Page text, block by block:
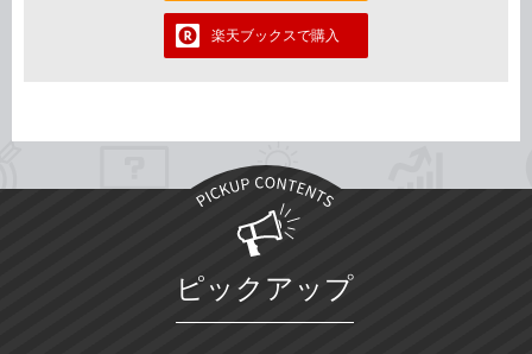
楽天ブックスで購入
ピックアップ